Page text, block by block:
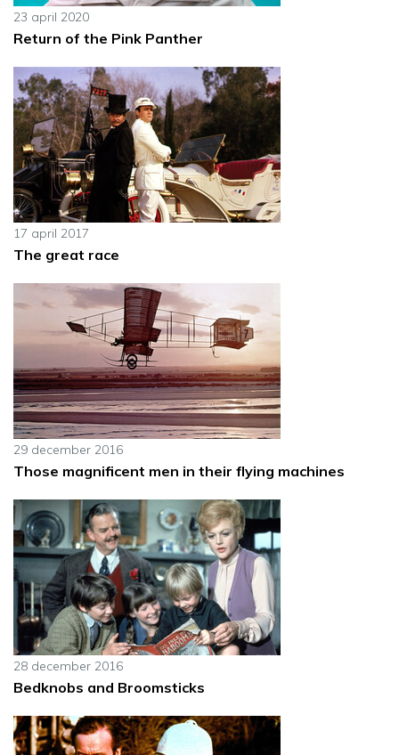
23 april 2020
Return of the Pink Panther
17 april 2017
The great race
29 december 2016
Those magnificent men in their flying machines
28 december 2016
Bedknobs and Broomsticks